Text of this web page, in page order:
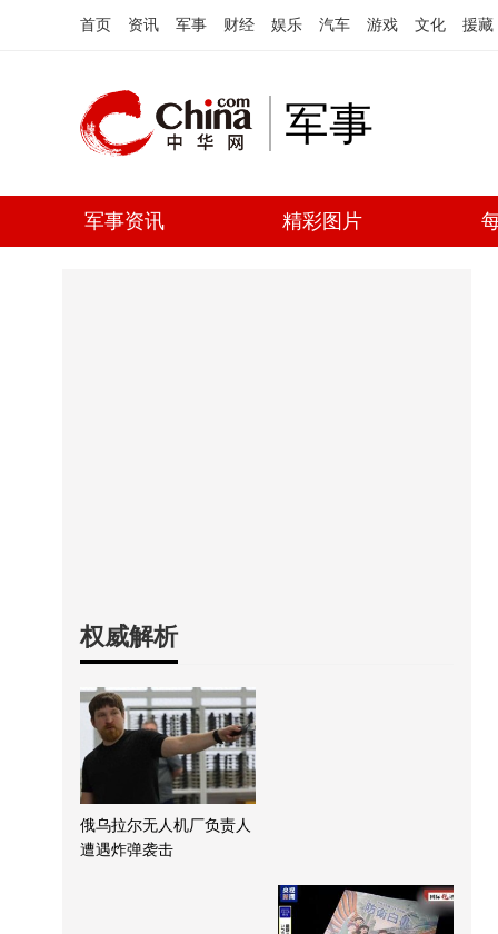
首页 资讯 军事 财经 娱乐 汽车 游戏 文化 援藏
军事
军事资讯 精彩图片
权威解析
俄乌拉尔无人机厂负责人
遭遇炸弹袭击